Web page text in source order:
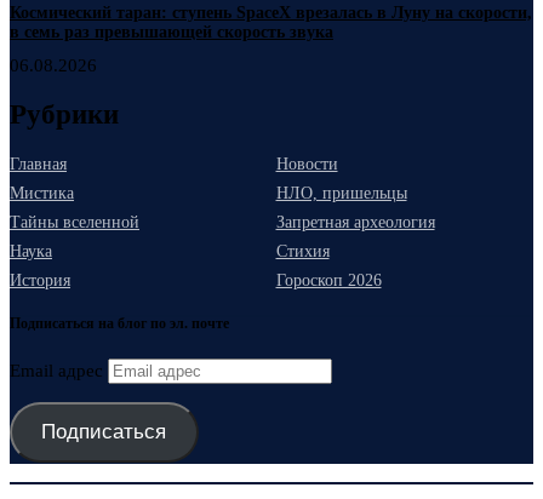
Космический таран: ступень SpaceX врезалась в Луну на скорости,
в семь раз превышающей скорость звука
06.08.2026
Рубрики
Главная
Новости
Мистика
НЛО, пришельцы
Тайны вселенной
Запретная археология
Наука
Стихия
История
Гороскоп 2026
Подписаться на блог по эл. почте
Email адрес
Подписаться